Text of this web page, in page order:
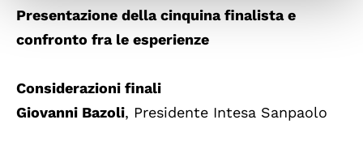
Presentazione della cinquina finalista e
confronto fra le esperienze
Considerazioni finali
Giovanni Bazoli, Presidente Intesa Sanpaolo